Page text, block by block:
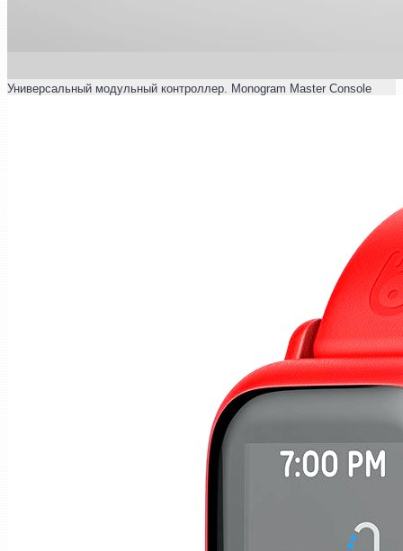
Универсальный модульный контроллер. Monogram Master Console